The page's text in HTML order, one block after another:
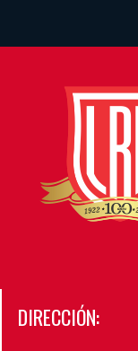
DIRECCIÓN: